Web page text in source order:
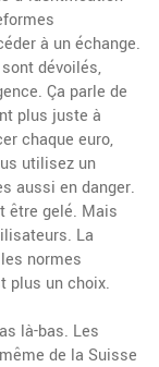
à un échange.
dévoilés,
Ça parle de
plus juste à
chaque euro,
utilisez un
aussi en danger.
être gelé. Mais
La
normes
plus un choix.
là-bas. Les
de la Suisse